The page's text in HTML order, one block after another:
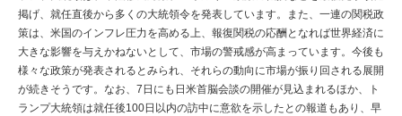
掲げ、就任直後から多くの大統領令を発表しています。また、一連の関税政
策は、米国のインフレ圧力を高める上、報復関税の応酬となれば世界経済に
大きな影響を与えかねないとして、市場の警戒感が高まっています。今後も
様々な政策が発表されるとみられ、それらの動向に市場が振り回される展開
が続きそうです。なお、7日にも日米首脳会談の開催が見込まれるほか、ト
ランプ大統領は就任後100日以内の訪中に意欲を示したとの報道もあり、早